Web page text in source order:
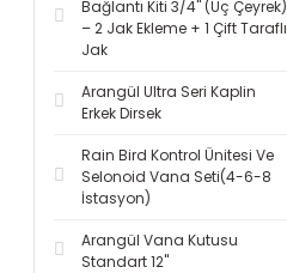
Bağlantı Kiti 3/4'' (Üç Çeyrek)
– 2 Jak Ekleme + 1 Çift Taraflı
Jak
Arangül Ultra Seri Kaplin
Erkek Dirsek
Rain Bird Kontrol Ünitesi Ve
Selonoid Vana Seti(4-6-8
İstasyon)
Arangül Vana Kutusu
Standart 12''